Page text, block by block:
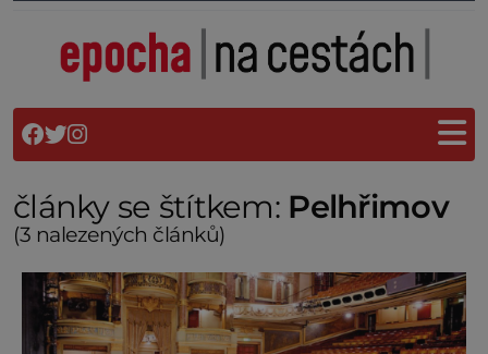
články se štítkem: Pelhřimov
(3 nalezených článků)